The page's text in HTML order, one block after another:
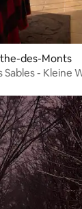
des-Monts
Sables - Kleine